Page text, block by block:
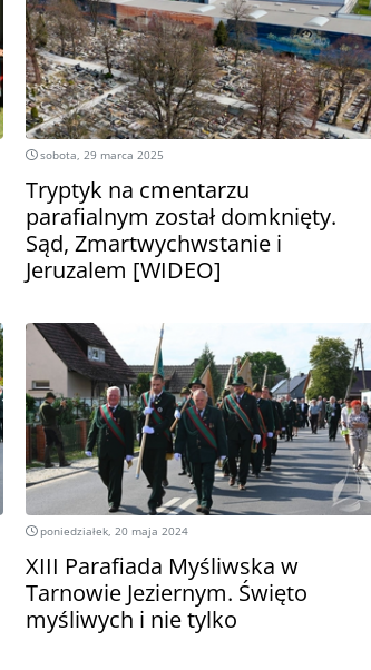
sobota, 29 marca 2025
Tryptyk na cmentarzu
parafialnym został domknięty.
Sąd, Zmartwychwstanie i
Jeruzalem [WIDEO]
poniedziałek, 20 maja 2024
XIII Parafiada Myśliwska w
Tarnowie Jeziernym. Święto
myśliwych i nie tylko